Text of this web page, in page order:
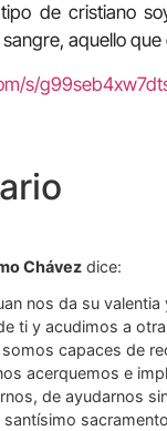
de cristiano
aquello
s/
Chávez dice:
nos da su
ti y acudimos a
capaces de
acerquemos e
de ayudarnos
santísimo